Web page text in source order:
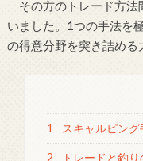
その方のトレード方法
いました。1つの手法を
の得意分野を突き詰める
1 スキャルピン
2 トレードと釣